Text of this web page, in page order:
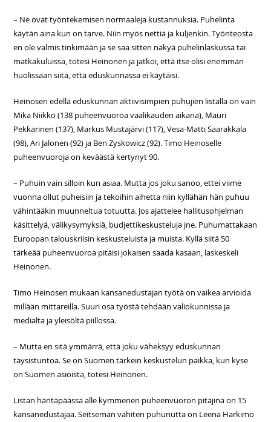
– Ne ovat työntekemisen normaaleja kustannuksia. Puhelinta
käytän aina kun on tarve. Niin myös nettiä ja kuljenkin. Työnteosta
en ole valmis tinkimään ja se saa sitten näkyä puhelinlaskussa tai
matkakuluissa, totesi Heinonen ja jatkoi, että itse olisi enemmän
huolissaan siitä, että eduskunnassa ei käytäisi.
Heinosen edellä eduskunnan aktiivisimpien puhujien listalla on vain
Mika Niikko (138 puheenvuoroa vaalikauden aikana), Mauri
Pekkarinen (137), Markus Mustajärvi (117), Vesa-Matti Saarakkala
(98), Ari Jalonen (92) ja Ben Zyskowicz (92). Timo Heinoselle
puheenvuoroja on keväästä kertynyt 90.
– Puhuin vain silloin kun asiaa. Mutta jos joku sanoo, ettei viime
vuonna ollut puheisiin ja tekoihin aihetta niin kyllähän hän puhuu
vähintääkin muunneltua totuutta. Jos ajattelee hallitusohjelman
käsittelyä, välikysymyksiä, budjettikeskusteluja jne. Puhumattakaan
Euroopan talouskriisin keskusteluista ja muista. Kyllä siitä 50
tärkeää puheenvuoroa pitäisi jokaisen saada kasaan, laskeskeli
Heinonen.
Timo Heinosen mukaan kansanedustajan työtä on vaikea arvioida
millään mittareilla. Suuri osa työstä tehdään valiokunnissa ja
medialta ja yleisöltä piillossa.
– Mutta en sitä ymmärrä, että joku väheksyy eduskunnan
täysistuntoa. Se on Suomen tärkein keskustelun paikka, kun kyse
on Suomen asioista, totesi Heinonen.
Listan häntäpäässä alle kymmenen puheenvuoron pitäjinä on 15
kansanedustajaa. Seitsemän vähiten puhunutta on Leena Harkimo